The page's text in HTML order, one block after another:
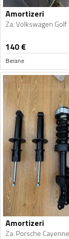
Amortizeri
Za:Volkswagen Golf
140€
Berane
Amortizeri
Za: Porsche Cayenne